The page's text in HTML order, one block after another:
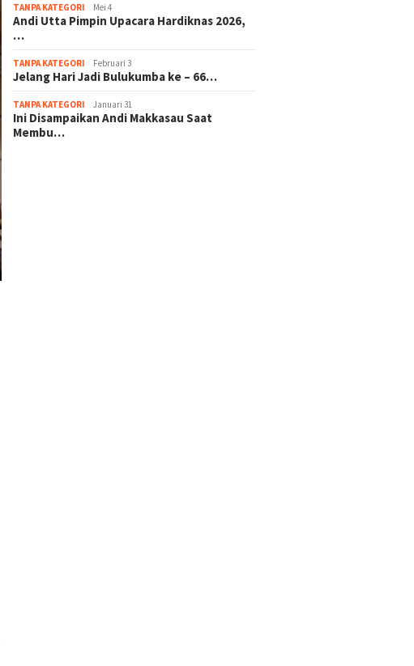
TANPA KATEGORI Mei 4
Andi Utta Pimpin Upacara Hardiknas 2026,
…
TANPA KATEGORI Februari 3
Jelang Hari Jadi Bulukumba ke – 66…
TANPA KATEGORI Januari 31
Ini Disampaikan Andi Makkasau Saat
Membu…